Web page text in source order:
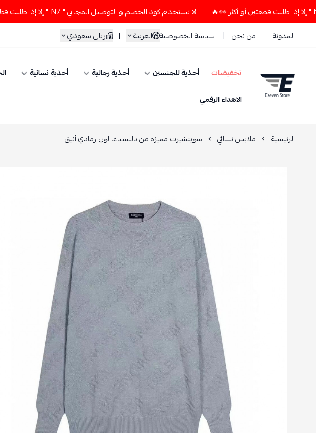
لا تستخدم كود الخصم و التوصيل المجاني " N7 " إلا إذا طلبت قطعتين أو أكثر 👀🔥
المدونة من نحن سياسة الخصوصية العربية | ريال سعودي
ESEVEN STORE
تخفيضات أحذية للجنسين أحذية رجالية أحذية نسائية
الاهداء الرقمي
الرئيسية ملابس نسائي سويتشيرت مميزة من بالنسياغا لون رمادي أنيق